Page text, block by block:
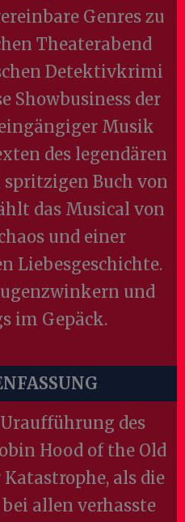
Genres zu
Theaterabend
Detektivkrimi
Showbusiness der
Musik
des legendären
spritzigen Buch von
das Musical von
und einer
Liebesgeschichte.
und
im Gepäck.
Uraufführung des
Hood of the Old
als die
allen verhasste